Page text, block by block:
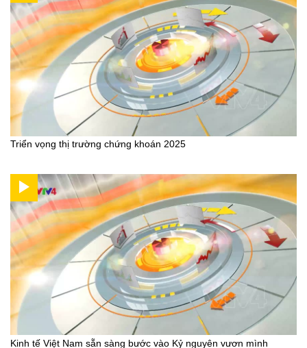
Triển vọng thị trường chứng khoán 2025
Kinh tế Việt Nam sẵn sàng bước vào Kỷ nguyên vươn mình